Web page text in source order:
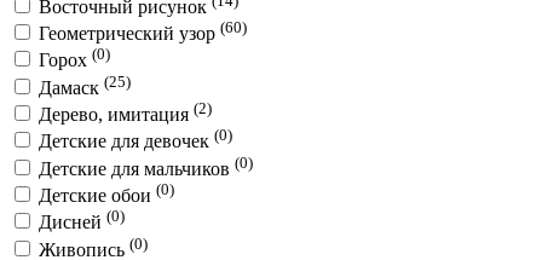
Восточный рисунок
Геометрический узор (60)
Горох (0)
Дамаск (25)
Дерево, имитация (2)
Детские для девочек (0)
Детские для мальчиков (0)
Детские обои (0)
Дисней (0)
Живопись (0)